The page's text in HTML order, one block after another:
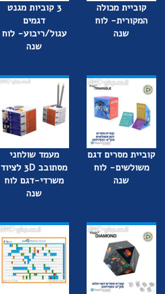
קוביית מכולה
המקורית- לוח
שנה
3 קוביות מגנט
דגמים
עגול/ריבוע- לוח
שנה
קוביית מסרים דגם
משולשים- לוח
שנה
מעמד שולחני
מסתובב 3D לציוד
משרדי-דגם לוח
שנה